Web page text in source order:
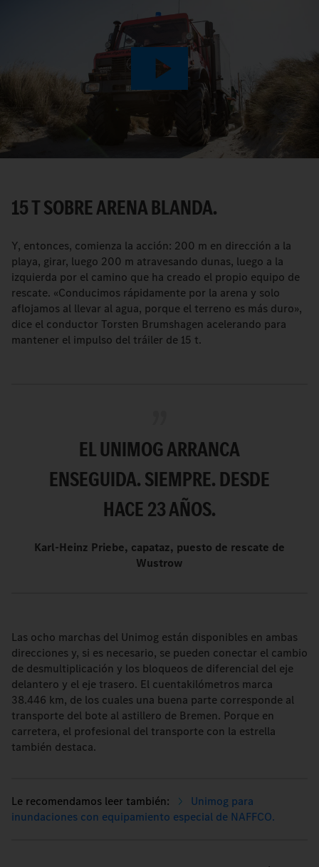
Play
Video
15 T SOBRE ARENA BLANDA.
Y, entonces, comienza la acción: 200 m en dirección a la
playa, girar, luego 200 m atravesando dunas, luego a la
izquierda por el camino que ha creado el propio equipo de
rescate. «Conducimos rápidamente por la arena y solo
aflojamos al llevar al agua, porque el terreno es más duro»,
dice el conductor Torsten Brumshagen acelerando para
mantener el impulso del tráiler de 15 t.
EL UNIMOG ARRANCA
ENSEGUIDA. SIEMPRE. DESDE
HACE 23 AÑOS.
Karl-Heinz Priebe, capataz, puesto de rescate de
Wustrow
Las ocho marchas del Unimog están disponibles en ambas
direcciones y, si es necesario, se pueden conectar el cambio
de desmultiplicación y los bloqueos de diferencial del eje
delantero y el eje trasero. El cuentakilómetros marca
38.446 km, de los cuales una buena parte corresponde al
transporte del bote al astillero de Bremen. Porque en
carretera, el profesional del transporte con la estrella
también destaca.
Unimog para
inundaciones con equipamiento especial de NAFFCO.